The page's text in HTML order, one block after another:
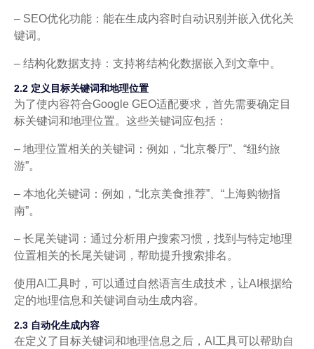
– SEO优化功能：能在生成内容时自动识别并嵌入优化关
键词。
– 结构化数据支持：支持将结构化数据嵌入到文章中。
2.2 定义目标关键词和地理位置
为了使内容符合Google GEO适配要求，首先需要确定目
标关键词和地理位置。这些关键词应包括：
– 地理位置相关的关键词：例如，“北京餐厅”、“纽约旅
游”。
– 本地化关键词：例如，“北京美食推荐”、“上海购物指
南”。
– 长尾关键词：通过分析用户搜索习惯，找到与特定地理
位置相关的长尾关键词，帮助提升搜索排名。
使用AI工具时，可以通过自然语言生成技术，让AI根据给
定的地理信息和关键词自动生成内容。
2.3 自动化生成内容
在定义了目标关键词和地理信息之后，AI工具可以帮助自